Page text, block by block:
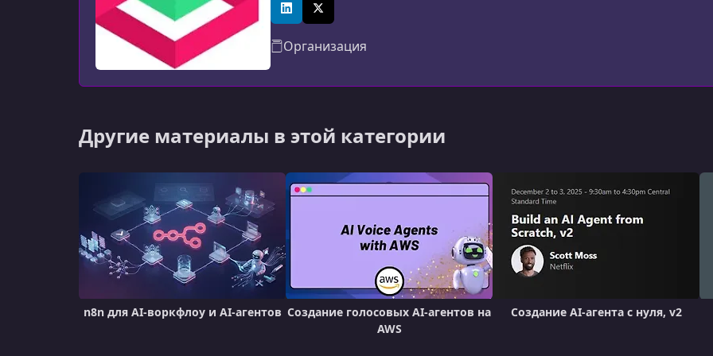
LinkedInX (Twitter)
Организация
Другие материалы в этой категории
n8n для AI-воркфлоу и AI-агентов Создание голосовых AI-агентов на
AWS
Создание AI-агента с нуля, v2